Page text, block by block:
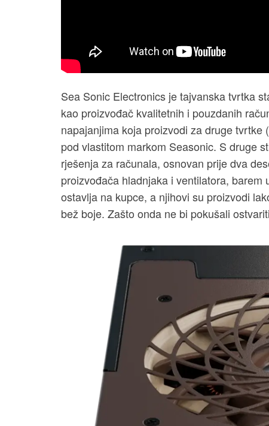
Sea Sonic Electronics je tajvanska tvrtka
kao proizvođač kvalitetnih i pouzdanih
napajanjima koja proizvodi za druge
pod vlastitom markom Seasonic. S druge
rješenja za računala, osnovan prije dva
proizvođača hladnjaka i ventilatora,
ostavlja na kupce, a njihovi su proizvodi
bež boje. Zašto onda ne bi pokušali